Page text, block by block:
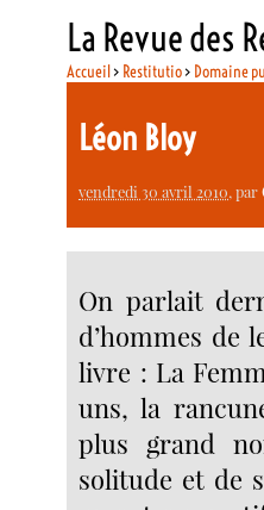
La Revue des
Accueil> Restitutio> Domaine
Léon Bloy
vendredi 30 avril 2010, par
On parlait
d’hommes de
livre : La
uns, la
plus grand
solitude et de